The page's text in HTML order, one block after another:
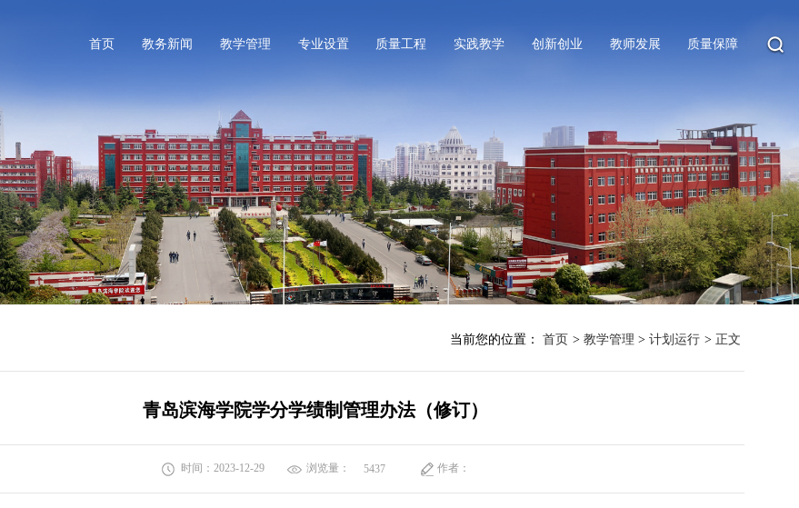
首页 教务新闻 教学管理 专业设置 质量工程 实践教学 创新创业 教师发展 质量保障
当前您的位置： 首页 > 教学管理 > 计划运行 > 正文
青岛滨海学院学分学绩制管理办法（修订）
时间：2023-12-29 浏览量： 5437 作者：